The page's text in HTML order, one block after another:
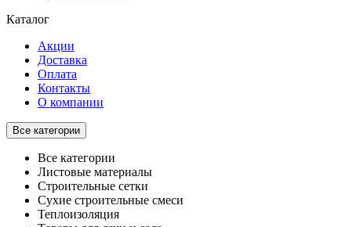
Каталог
Акции
Доставка
Оплата
Контакты
О компании
Все категории
Все категории
Листовые материалы
Строительные сетки
Сухие строительные смеси
Теплоизоляция